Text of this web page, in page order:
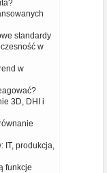
standardy
w
w
3D, DHI i
IT, produkcja,
funkcje